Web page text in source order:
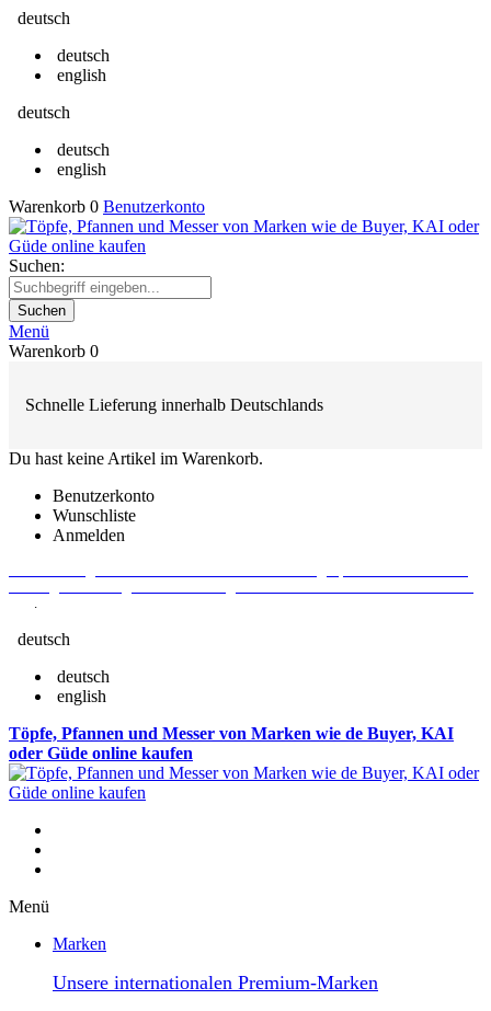
deutsch
deutsch
english
deutsch
deutsch
english
Warenkorb 0 Benutzerkonto
Suchen:
Suchen
Menü
Warenkorb 0
Schnelle Lieferung innerhalb Deutschlands
Du hast keine Artikel im Warenkorb.
Benutzerkonto
Wunschliste
Anmelden
.
deutsch
deutsch
english
Töpfe, Pfannen und Messer von Marken wie de Buyer, KAI
oder Güde online kaufen
Menü
Marken
Unsere internationalen Premium-Marken